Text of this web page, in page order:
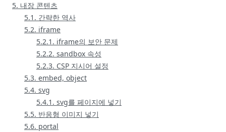
5. 내장 콘텐츠
5.1. 간략한 역사
5.2. iframe
5.2.1. iframe의 보안 문제
5.2.2. sandbox 속성
5.2.3. CSP 지시어 설정
5.3. embed, object
5.4. svg
5.4.1. svg를 페이지에 넣기
5.5. 반응형 이미지 넣기
5.6. portal